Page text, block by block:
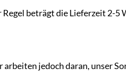
beträgt die Lieferzeit 2-5
jedoch daran, unser